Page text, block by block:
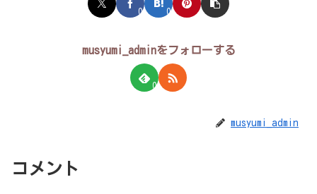
0 0
musyumi_adminをフォローする
0
musyumi_admin
コメント